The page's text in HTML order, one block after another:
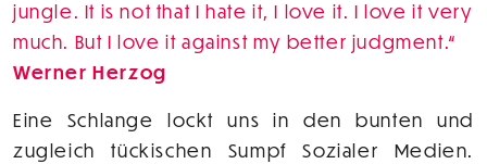
jungle. It is not that I hate it, I love it. I love it very
much. But I love it against my better judgment.
Werner Herzog
Eine Schlange lockt uns in den bunten und
zugleich tückischen Sumpf Sozialer Medien.